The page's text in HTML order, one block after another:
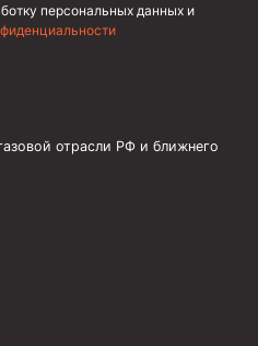
персональных данных и
отрасли РФ и ближнего